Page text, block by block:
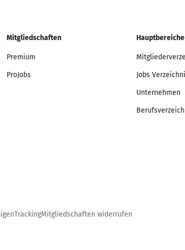
Mitgliedschaften
Premium
ProJobs
Hauptbereiche
Jobs
Unternehmen
TrackingMitgliedschaften widerrufen